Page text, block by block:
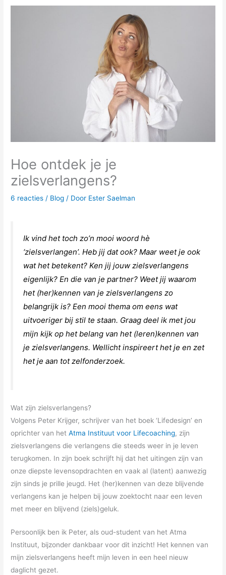
Hoe ontdek je je
zielsverlangens?
6 reacties / Blog / Door Ester Saelman
Ik vind het toch zo’n mooi woord hè
‘zielsverlangen’. Heb jij dat ook? Maar weet je ook
wat het betekent? Ken jij jouw zielsverlangens
eigenlijk? En die van je partner? Weet jij waarom
het (her)kennen van je zielsverlangens zo
belangrijk is? Een mooi thema om eens wat
uitvoeriger bij stil te staan. Graag deel ik met jou
mijn kijk op het belang van het (leren)kennen van
je zielsverlangens. Wellicht inspireert het je en zet
het je aan tot zelfonderzoek.
Wat zijn zielsverlangens?
Volgens Peter Krijger, schrijver van het boek ‘Lifedesign’ en
oprichter van hetAtma Instituut voor Lifecoaching, zijn
zielsverlangens die verlangens die steeds weer in je leven
terugkomen. In zijn boek schrijft hij dat het uitingen zijn van
onze diepste levensopdrachten en vaak al (latent) aanwezig
zijn sinds je prille jeugd. Het (her)kennen van deze blijvende
verlangens kan je helpen bij jouw zoektocht naar een leven
met meer en blijvend (ziels)geluk.
Persoonlijk ben ik Peter, als oud-student van het Atma
Instituut, bijzonder dankbaar voor dit inzicht! Het kennen van
mijn zielsverlangens heeft mijn leven in een heel nieuw
daglicht gezet.